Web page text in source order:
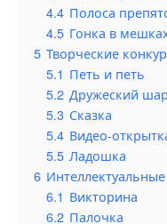
4.4 Полоса
4.5 Гонка в
5 Творческие
5.1 Петь и петь
5.2 Дружеский
5.3 Сказка
5.4 Видео-
5.5 Ладошка
6
6.1 Викторина
6.2 Палочка